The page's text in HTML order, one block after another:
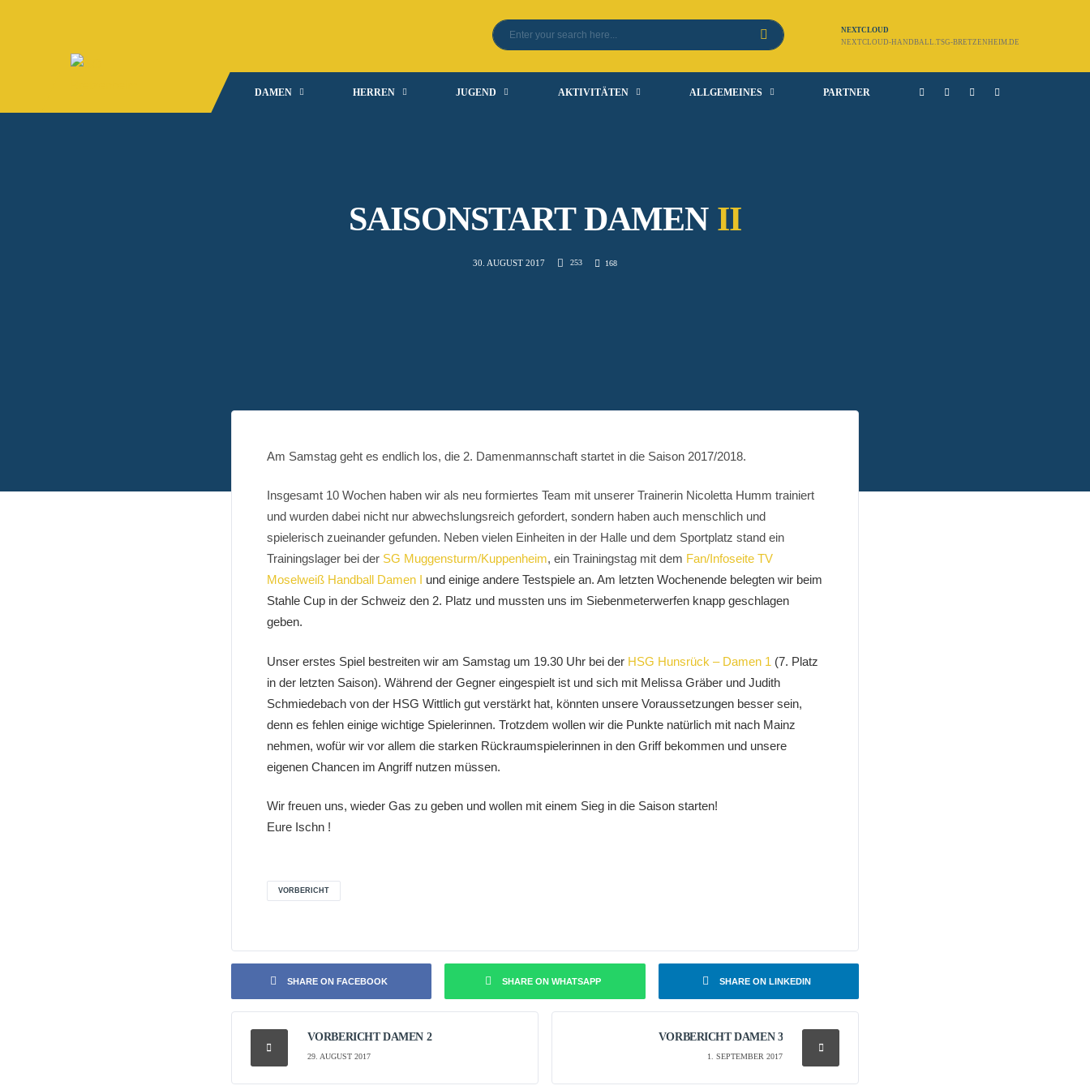
NEXTCLOUD
NEXTCLOUD-HANDBALL.TSG-BRETZENHEIM.DE
DAMEN HERREN JUGEND AKTIVITÄTEN ALLGEMEINES PARTNER
SAISONSTART DAMEN II
30. AUGUST 2017 253 168
Am Samstag geht es endlich los, die 2. Damenmannschaft startet in die Saison 2017/2018.
Insgesamt 10 Wochen haben wir als neu formiertes Team mit unserer Trainerin Nicoletta Humm trainiert
und wurden dabei nicht nur abwechslungsreich gefordert, sondern haben auch menschlich und
spielerisch zueinander gefunden. Neben vielen Einheiten in der Halle und dem Sportplatz stand ein
Trainingslager bei der SG Muggensturm/Kuppenheim, ein Trainingstag mit dem Fan/Infoseite TV
Moselweiß Handball Damen I und einige andere Testspiele an. Am letzten Wochenende belegten wir beim
Stahle Cup in der Schweiz den 2. Platz und mussten uns im Siebenmeterwerfen knapp geschlagen
geben.
Unser erstes Spiel bestreiten wir am Samstag um 19.30 Uhr bei der HSG Hunsrück – Damen 1 (7. Platz
in der letzten Saison). Während der Gegner eingespielt ist und sich mit Melissa Gräber und Judith
Schmiedebach von der HSG Wittlich gut verstärkt hat, könnten unsere Voraussetzungen besser sein,
denn es fehlen einige wichtige Spielerinnen. Trotzdem wollen wir die Punkte natürlich mit nach Mainz
nehmen, wofür wir vor allem die starken Rückraumspielerinnen in den Griff bekommen und unsere
eigenen Chancen im Angriff nutzen müssen.
Wir freuen uns, wieder Gas zu geben und wollen mit einem Sieg in die Saison starten!
Eure Ischn !
VORBERICHT
SHARE ON FACEBOOK SHARE ON WHATSAPP SHARE ON LINKEDIN
VORBERICHT DAMEN 2
29. AUGUST 2017
VORBERICHT DAMEN 3
1. SEPTEMBER 2017